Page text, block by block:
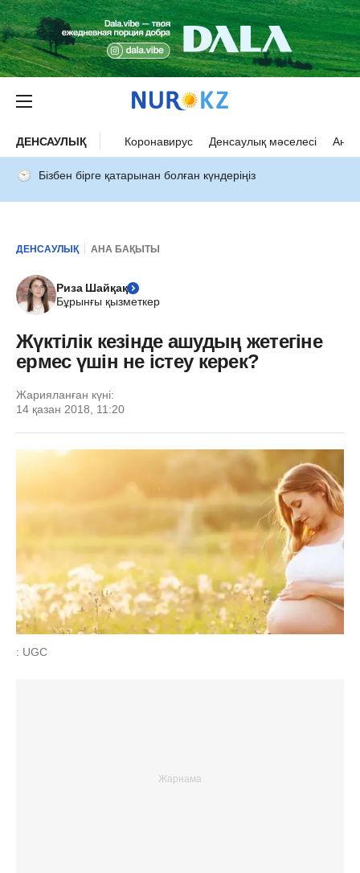
ДЕНСАУЛЫҚ Коронавирус Денсаулық мәселесі Ана
Бізбен бірге қатарынан болған күндеріңіз
ДЕНСАУЛЫҚ АНА БАҚЫТЫ
Риза Шайқақ
Бұрынғы қызметкер
Жүктілік кезінде ашудың жетегіне
ермес үшін не істеу керек?
Жарияланған күні:
14 қазан 2018, 11:20
: UGC